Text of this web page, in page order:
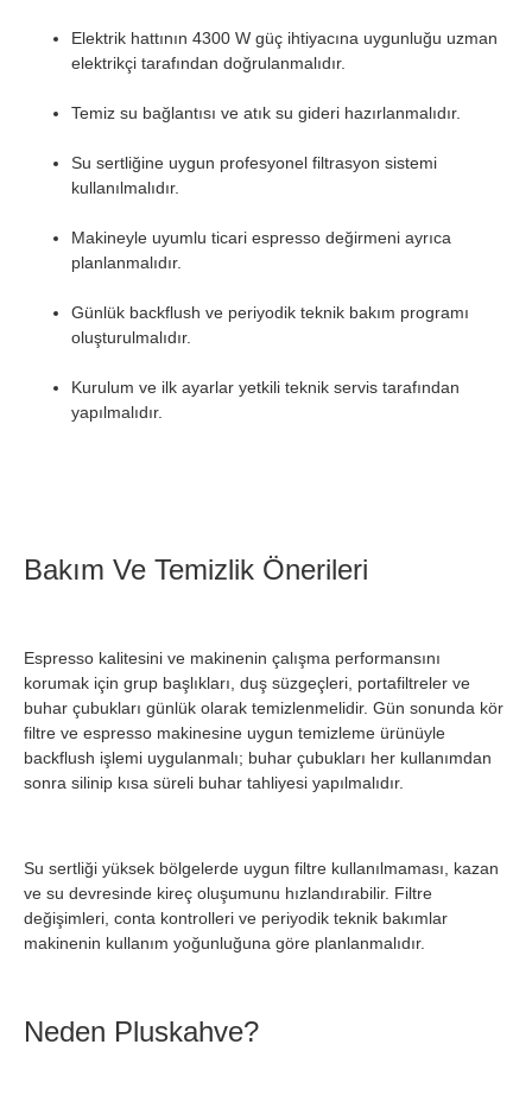
Elektrik hattının 4300 W güç ihtiyacına uygunluğu uzman
elektrikçi tarafından doğrulanmalıdır.
Temiz su bağlantısı ve atık su gideri hazırlanmalıdır.
Su sertliğine uygun profesyonel filtrasyon sistemi
kullanılmalıdır.
Makineyle uyumlu ticari espresso değirmeni ayrıca
planlanmalıdır.
Günlük backflush ve periyodik teknik bakım programı
oluşturulmalıdır.
Kurulum ve ilk ayarlar yetkili teknik servis tarafından
yapılmalıdır.
Bakım Ve Temizlik Önerileri
Espresso kalitesini ve makinenin çalışma performansını
korumak için grup başlıkları, duş süzgeçleri, portafiltreler ve
buhar çubukları günlük olarak temizlenmelidir. Gün sonunda kör
filtre ve espresso makinesine uygun temizleme ürünüyle
backflush işlemi uygulanmalı; buhar çubukları her kullanımdan
sonra silinip kısa süreli buhar tahliyesi yapılmalıdır.
Su sertliği yüksek bölgelerde uygun filtre kullanılmaması, kazan
ve su devresinde kireç oluşumunu hızlandırabilir. Filtre
değişimleri, conta kontrolleri ve periyodik teknik bakımlar
makinenin kullanım yoğunluğuna göre planlanmalıdır.
Neden Pluskahve?